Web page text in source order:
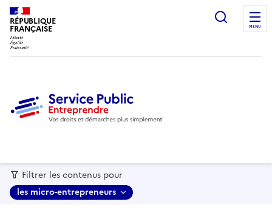
RÉPUBLIQUE
FRANÇAISE MENU
Filtrer les contenus pour
les micro-entrepreneurs